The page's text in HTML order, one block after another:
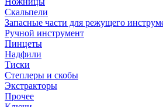
Скальпели
Запасные части для режущего
Ручной инструмент
Пинцеты
Надфили
Тиски
Степлеры и скобы
Экстракторы
Прочее